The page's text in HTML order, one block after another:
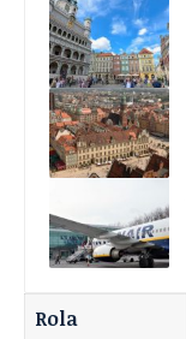
Rola